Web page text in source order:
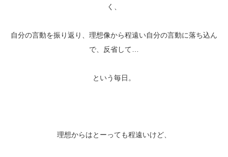
く、
自分の言動を振り返り、理想像から程遠い自分の言動に落ち込ん
で、反省して…
という毎日。
理想からはとーっても程遠いけど、